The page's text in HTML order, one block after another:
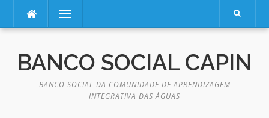
para
conteúdo
Menu
BANCO SOCIAL CAPIN
BANCO SOCIAL DA COMUNIDADE DE APRENDIZAGEM
INTEGRATIVA DAS ÁGUAS